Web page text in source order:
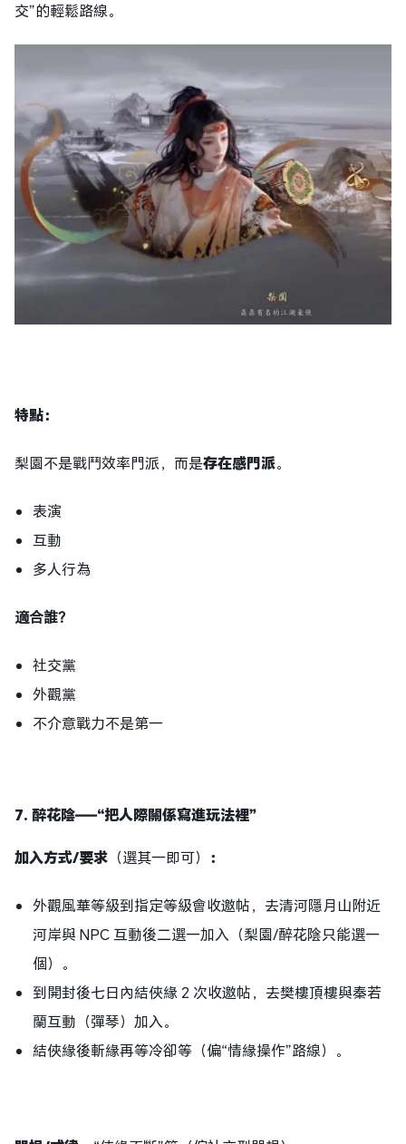
交”的輕鬆路線。
特點：
梨園不是戰鬥效率門派，而是存在感門派。
表演
互動
多人行為
適合誰？
社交黨
外觀黨
不介意戰力不是第一
7. 醉花陰——“把人際關係寫進玩法裡”
加入方式/要求 （選其一即可） ：
外觀風華等級到指定等級會收邀帖，去清河隱月山附近
河岸與 NPC 互動後二選一加入（梨園/醉花陰只能選一
個）。
到開封後七日內結俠緣 2 次收邀帖，去樊樓頂樓與秦若
蘭互動（彈琴）加入。
結俠緣後斬緣再等冷卻等（偏“情緣操作”路線）。